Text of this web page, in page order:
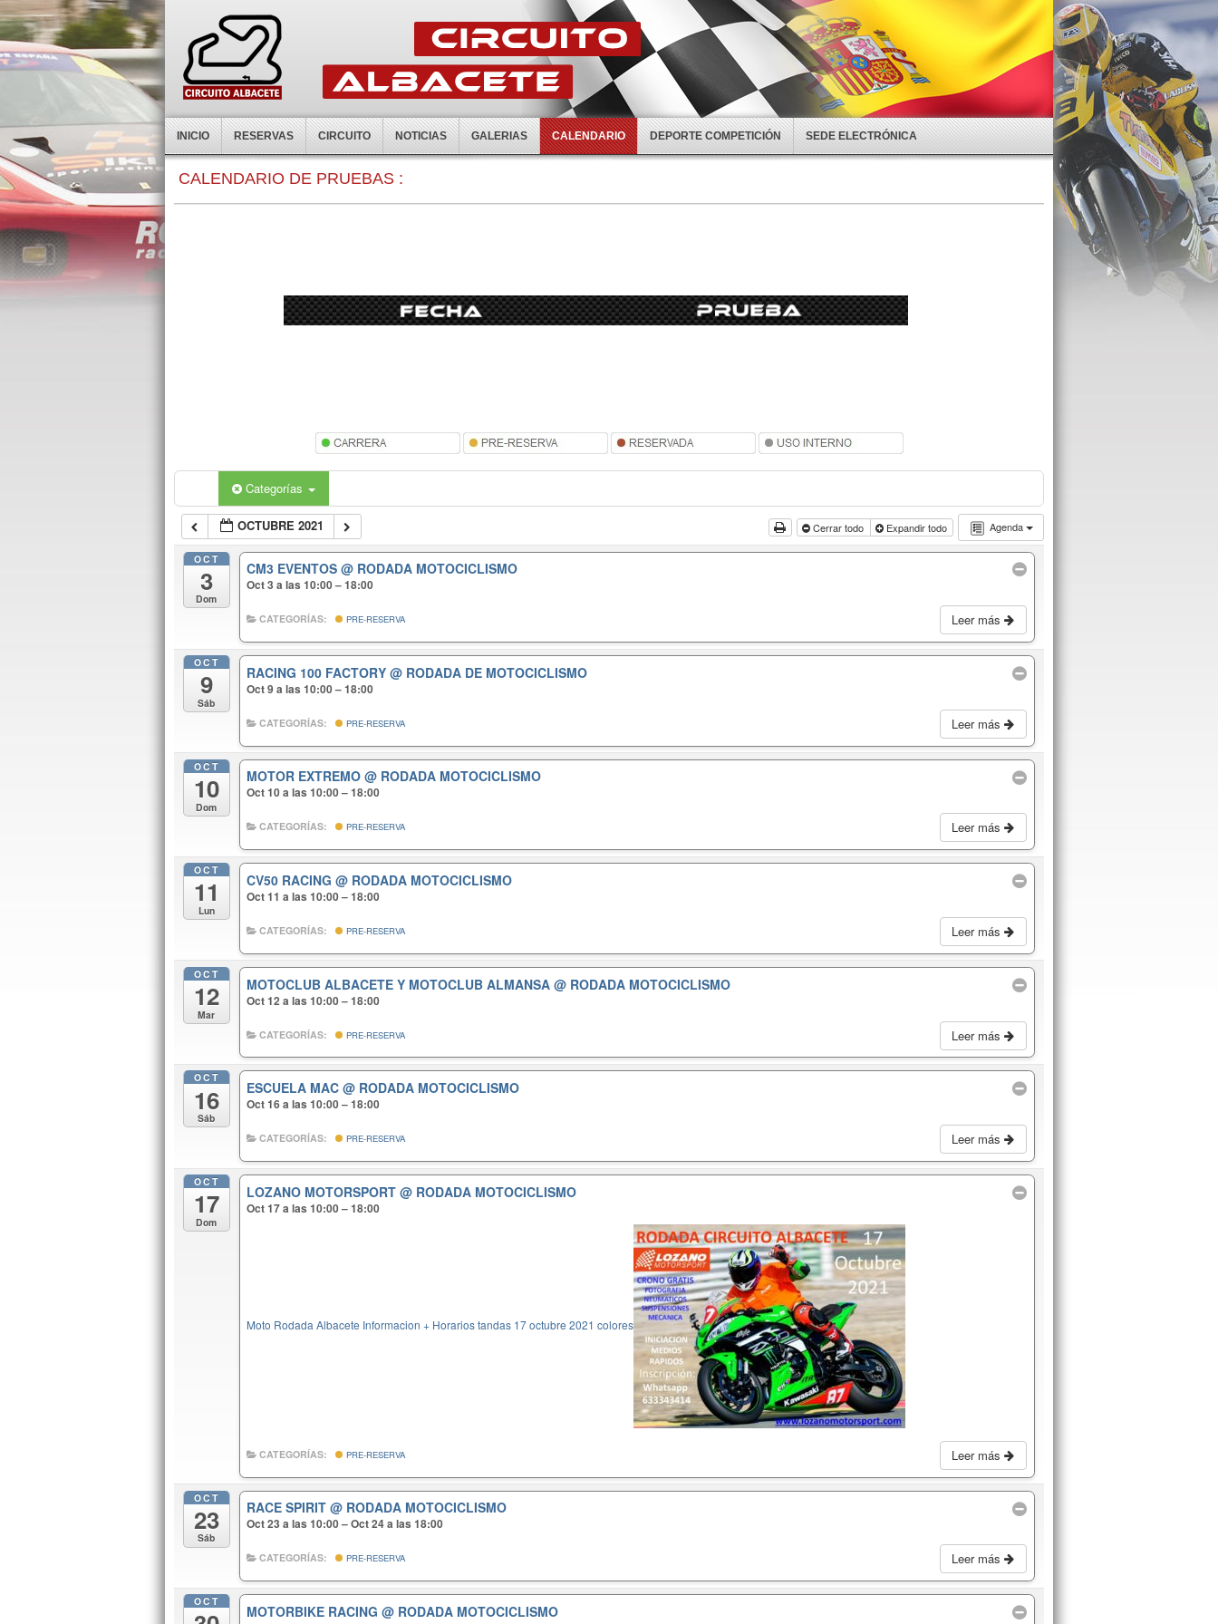
INICIO RESERVAS CIRCUITO NOTICIAS GALERIAS CALENDARIO DEPORTE COMPETICIÓN SEDE ELECTRÓNICA
CALENDARIO DE PRUEBAS :
Categorías
Agenda
OCTUBRE 2021 Cerrar todo Expandir todo
OCT
3
Dom
CM3 EVENTOS@ RODADA MOTOCICLISMO
Oct 3 a las 10:00 – 18:00
Leer más
CATEGORÍAS: PRE-RESERVA
OCT
9
Sáb
RACING 100 FACTORY@ RODADA DE MOTOCICLISMO
Oct 9 a las 10:00 – 18:00
Leer más
CATEGORÍAS: PRE-RESERVA
OCT
10
Dom
MOTOR EXTREMO@ RODADA MOTOCICLISMO
Oct 10 a las 10:00 – 18:00
Leer más
CATEGORÍAS: PRE-RESERVA
OCT
11
Lun
CV50 RACING@ RODADA MOTOCICLISMO
Oct 11 a las 10:00 – 18:00
Leer más
CATEGORÍAS: PRE-RESERVA
OCT
12
Mar
MOTOCLUB ALBACETE Y MOTOCLUB ALMANSA@ RODADA MOTOCICLISMO
Oct 12 a las 10:00 – 18:00
Leer más
CATEGORÍAS: PRE-RESERVA
OCT
16
Sáb
ESCUELA MAC@ RODADA MOTOCICLISMO
Oct 16 a las 10:00 – 18:00
Leer más
CATEGORÍAS: PRE-RESERVA
OCT
17
Dom
LOZANO MOTORSPORT@ RODADA MOTOCICLISMO
Oct 17 a las 10:00 – 18:00
Moto Rodada Albacete Informacion + Horarios tandas 17 octubre 2021 colores
Leer más
CATEGORÍAS: PRE-RESERVA
OCT
23
Sáb
RACE SPIRIT@ RODADA MOTOCICLISMO
Oct 23 a las 10:00 – Oct 24 a las 18:00
Leer más
CATEGORÍAS: PRE-RESERVA
OCT
MOTORBIKE RACING@ RODADA MOTOCICLISMO